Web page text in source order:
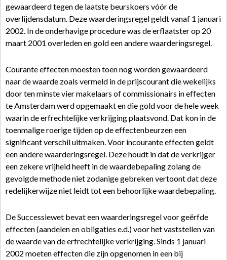
gewaardeerd tegen de laatste beurskoers vóór de
overlijdensdatum. Deze waarderingsregel geldt vanaf 1 januari
2002. In de onderhavige procedure was de erflaatster op 20
maart 2001 overleden en gold een andere waarderingsregel.
Courante effecten moesten toen nog worden gewaardeerd
naar de waarde zoals vermeld in de prijscourant die wekelijks
door ten minste vier makelaars of commissionairs in effecten
te Amsterdam werd opgemaakt en die gold voor de hele week
waarin de erfrechtelijke verkrijging plaatsvond. Dat kon in de
toenmalige roerige tijden op de effectenbeurzen een
significant verschil uitmaken. Voor incourante effecten geldt
een andere waarderingsregel. Deze houdt in dat de verkrijger
een zekere vrijheid heeft in de waardebepaling zolang de
gevolgde methode niet zodanige gebreken vertoont dat deze
redelijkerwijze niet leidt tot een behoorlijke waardebepaling.
De Successiewet bevat een waarderingsregel voor geërfde
effecten (aandelen en obligaties e.d.) voor het vaststellen van
de waarde van de erfrechtelijke verkrijging. Sinds 1 januari
2002 moeten effecten die zijn opgenomen in een bij